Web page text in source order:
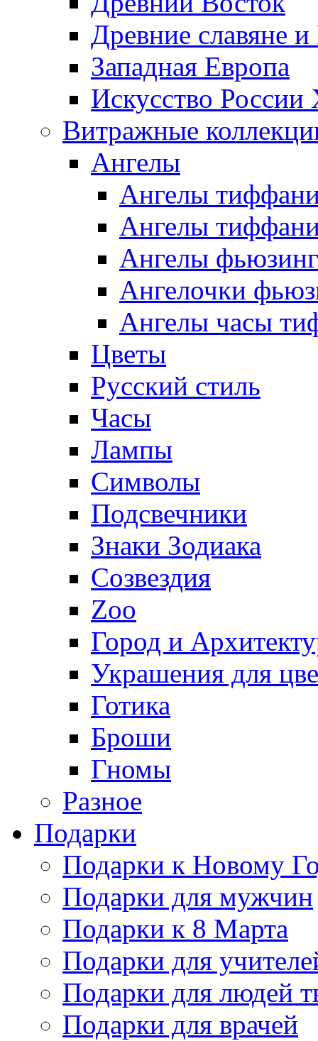
Древние славяне и
Западная Европа
Искусство
Витражные
Ангелы
Ангелы
Ангелы
Ангелы фьюзинг
Ангелочки
Ангелы часы
Цветы
Русский стиль
Часы
Лампы
Символы
Подсвечники
Знаки Зодиака
Созвездия
Zoo
Город и
Украшения для
Готика
Броши
Гномы
Разное
Подарки
Подарки к Новому
Подарки для мужчин
Подарки к 8 Марта
Подарки для
Подарки для людей
Подарки для врачей